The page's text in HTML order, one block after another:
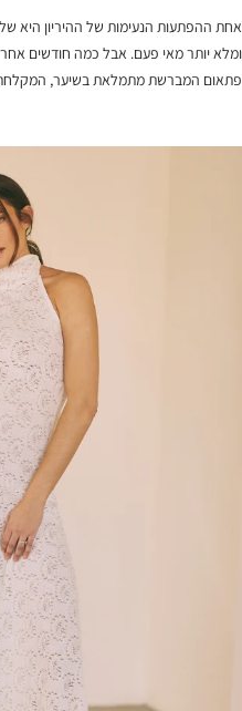
אחת ההפתעות הנעימות של ההיריון היא
ומלא יותר מאי פעם. אבל כמה חודשים
פתאום המברשת מתמלאת בשיער, המקלחת